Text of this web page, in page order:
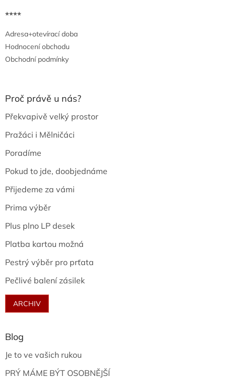
****
Adresa+otevírací doba
Hodnocení obchodu
Obchodní podmínky
Proč právě u nás?
Překvapivě velký prostor
Pražáci i Mělničáci
Poradíme
Pokud to jde, doobjednáme
Přijedeme za vámi
Prima výběr
Plus plno LP desek
Platba kartou možná
Pestrý výběr pro prťata
Pečlivé balení zásilek
ARCHIV
Blog
Je to ve vašich rukou
PRÝ MÁME BÝT OSOBNĚJŠÍ